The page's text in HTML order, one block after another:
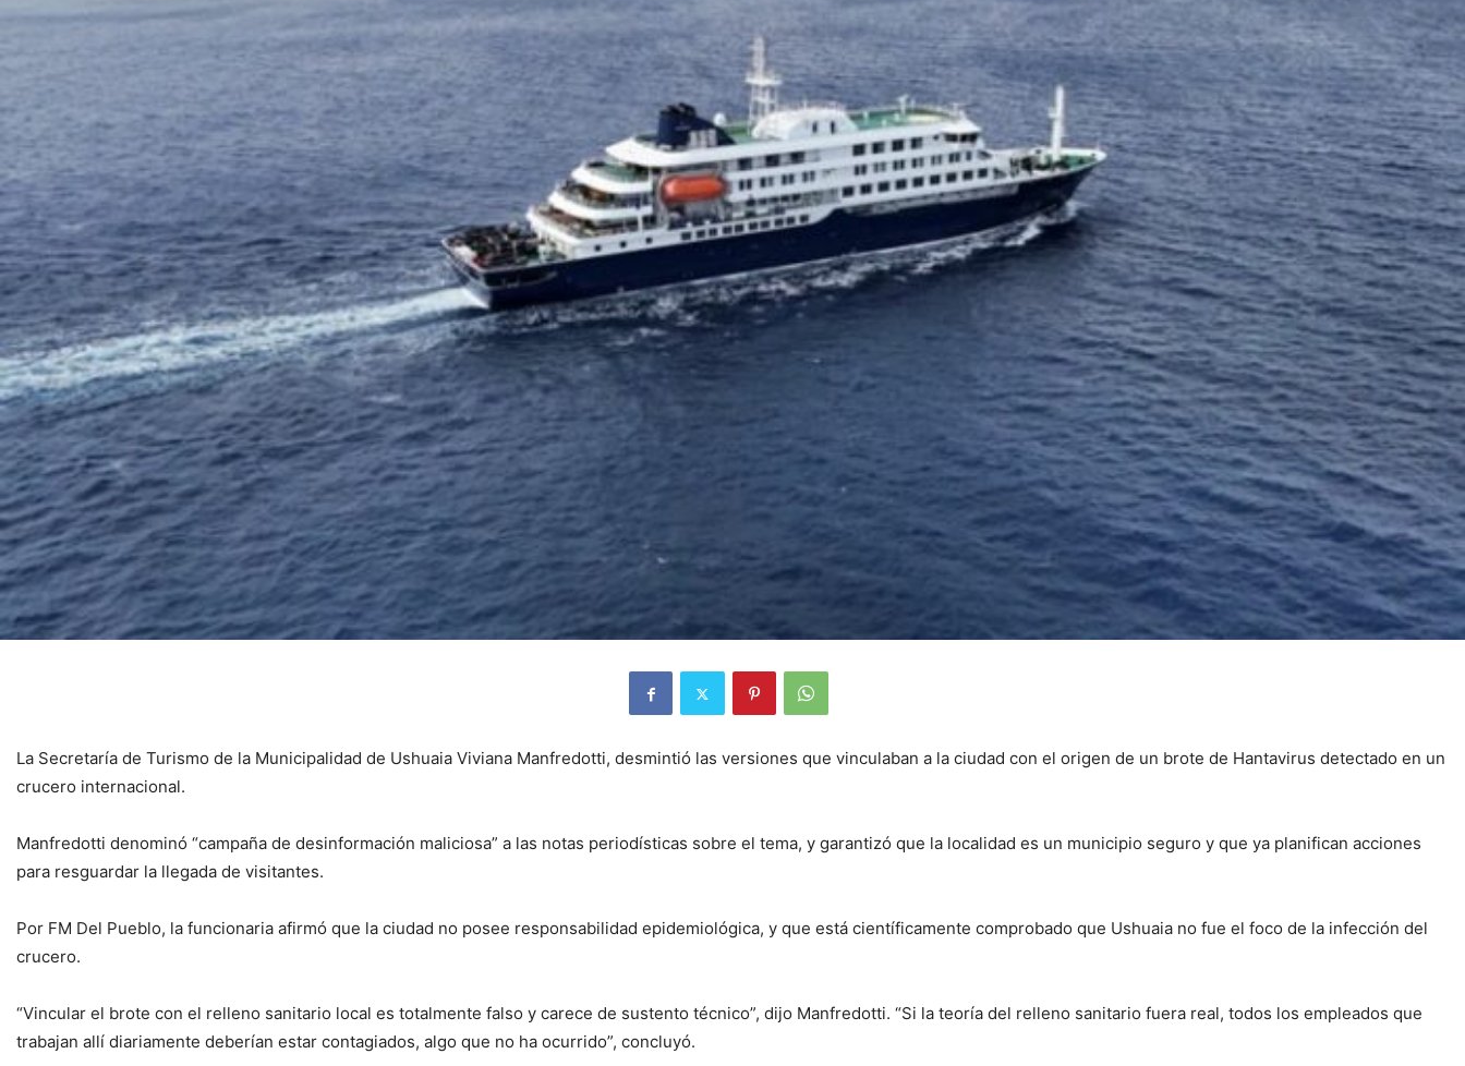
La Secretaría de Turismo de la Municipalidad de Ushuaia Viviana Manfredotti, desmintió las versiones que vinculaban a la ciudad con el origen de un brote de Hantavirus detectado en un
crucero internacional.
Manfredotti denominó “campaña de desinformación maliciosa” a las notas periodísticas sobre el tema, y garantizó que la localidad es un municipio seguro y que ya planifican acciones
para resguardar la llegada de visitantes.
Por FM Del Pueblo, la funcionaria afirmó que la ciudad no posee responsabilidad epidemiológica, y que está científicamente comprobado que Ushuaia no fue el foco de la infección del
crucero.
“Vincular el brote con el relleno sanitario local es totalmente falso y carece de sustento técnico”, dijo Manfredotti. “Si la teoría del relleno sanitario fuera real, todos los empleados que
trabajan allí diariamente deberían estar contagiados, algo que no ha ocurrido”, concluyó.